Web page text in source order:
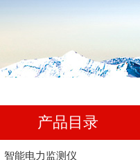
产品目录
智能电力监测仪